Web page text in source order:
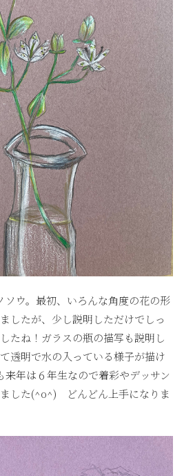
ウ。最初、いろんな角度の花の形
したが、少し説明しただけでしっ
たね！ガラスの瓶の描写も説明し
透明で水の入っている様子が描け
年は６年生なので着彩やデッサン
した(^o^) どんどん上手になりま